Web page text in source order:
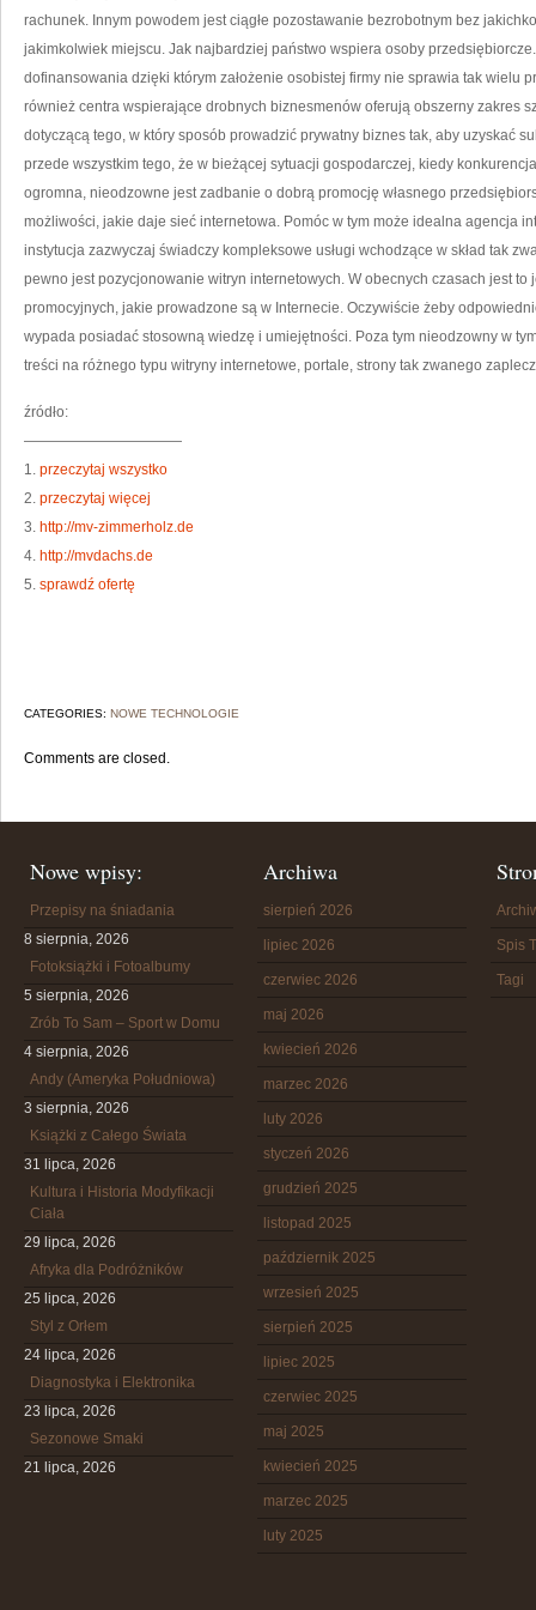
rachunek. Innym powodem jest ciągłe pozostawanie bezrobotnym bez
jakimkolwiek miejscu. Jak najbardziej państwo wspiera osoby
dofinansowania dzięki którym założenie osobistej firmy nie sprawia tak wielu
również centra wspierające drobnych biznesmenów oferują obszerny zakres
dotyczącą tego, w który sposób prowadzić prywatny biznes tak, aby uzyskać
przede wszystkim tego, że w bieżącej sytuacji gospodarczej, kiedy
ogromna, nieodzowne jest zadbanie o dobrą promocję własnego
możliwości, jakie daje sieć internetowa. Pomóc w tym może idealna agencja
instytucja zazwyczaj świadczy kompleksowe usługi wchodzące w skład tak
pewno jest pozycjonowanie witryn internetowych. W obecnych czasach jest to
promocyjnych, jakie prowadzone są w Internecie. Oczywiście żeby
wypada posiadać stosowną wiedzę i umiejętności. Poza tym nieodzowny w
treści na różnego typu witryny internetowe, portale, strony tak zwanego
źródło:
———————————
1. przeczytaj wszystko
2. przeczytaj więcej
3. http://mv-zimmerholz.de
4. http://mvdachs.de
5. sprawdź ofertę
CATEGORIES: NOWE TECHNOLOGIE
Comments are closed.
Nowe wpisy:
Przepisy na śniadania
8 sierpnia, 2026
Fotoksiążki i Fotoalbumy
5 sierpnia, 2026
Zrób To Sam – Sport w Domu
4 sierpnia, 2026
Andy (Ameryka Południowa)
3 sierpnia, 2026
Książki z Całego Świata
31 lipca, 2026
Kultura i Historia Modyfikacji
Ciała
29 lipca, 2026
Afryka dla Podróżników
25 lipca, 2026
Styl z Orłem
24 lipca, 2026
Diagnostyka i Elektronika
23 lipca, 2026
Sezonowe Smaki
21 lipca, 2026
Archiwa
sierpień 2026
lipiec 2026
czerwiec 2026
maj 2026
kwiecień 2026
marzec 2026
luty 2026
styczeń 2026
grudzień 2025
listopad 2025
październik 2025
wrzesień 2025
sierpień 2025
lipiec 2025
czerwiec 2025
maj 2025
kwiecień 2025
marzec 2025
luty 2025
Spis
Tagi